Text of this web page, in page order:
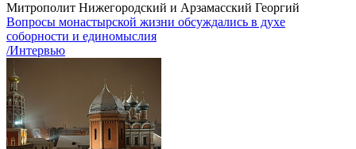
Митрополит Нижегородский и Арзамасский Георгий
Вопросы монастырской жизни обсуждались в духе
соборности и единомыслия
/Интервью